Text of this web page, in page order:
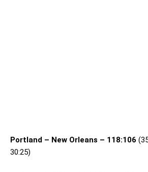
Portland – New Orleans – 118:106
30:25)